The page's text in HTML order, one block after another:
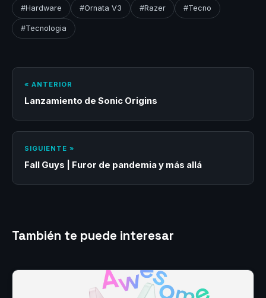
#Hardware #Ornata V3 #Razer #Tecno
#Tecnologia
« ANTERIOR
Lanzamiento de Sonic Origins
SIGUIENTE »
Fall Guys | Furor de pandemia y más allá
También te puede interesar